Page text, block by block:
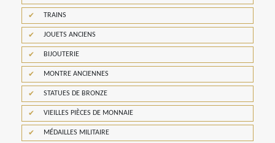
TRAINS
JOUETS ANCIENS
BIJOUTERIE
MONTRE ANCIENNES
STATUES DE BRONZE
VIEILLES PIÈCES DE MONNAIE
MÉDAILLES MILITAIRE